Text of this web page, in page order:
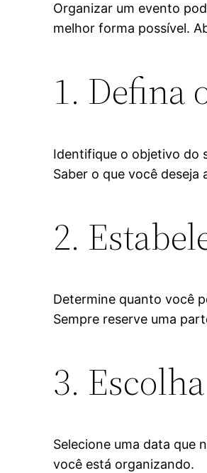
Organizar um evento
melhor forma possível.
1. Defina
Identifique o objetivo do
Saber o que você
2.
Determine quanto você
Sempre reserve uma
3.
Selecione uma data que
você está organizando.